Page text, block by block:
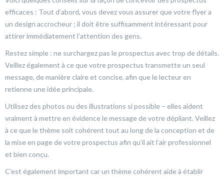
efficaces : Tout d’abord, vous devez vous assurer que votre flyer a
un design accrocheur ; il doit être suffisamment intéressant pour
attirer immédiatement l’attention des gens.
Restez simple : ne surchargez pas le prospectus avec trop de détails.
Veillez également à ce que votre prospectus transmette un seul
message, de manière claire et concise, afin que le lecteur en
retienne une idée principale.
Utilisez des photos ou des illustrations si possible – elles aident
vraiment à mettre en évidence le message de votre dépliant. Veillez
à ce que le thème soit cohérent tout au long de la conception et de
la mise en page de votre prospectus afin qu’il ait l’air professionnel
et bien conçu.
C’est également important car un thème cohérent aide à établir